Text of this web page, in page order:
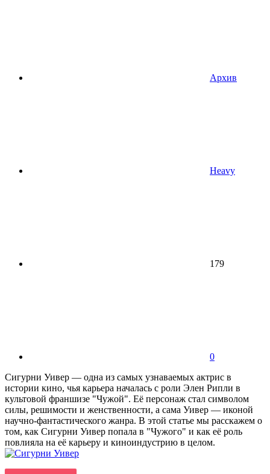
Архив
Heavy
179
0
Сигурни Уивер — одна из самых узнаваемых актрис в
истории кино, чья карьера началась с роли Элен Рипли в
культовой франшизе "Чужой". Её персонаж стал символом
силы, решимости и женственности, а сама Уивер — иконой
научно-фантастического жанра. В этой статье мы расскажем о
том, как Сигурни Уивер попала в "Чужого" и как её роль
повлияла на её карьеру и киноиндустрию в целом.